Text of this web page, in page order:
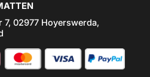
7, 02977 Hoyerswerda,